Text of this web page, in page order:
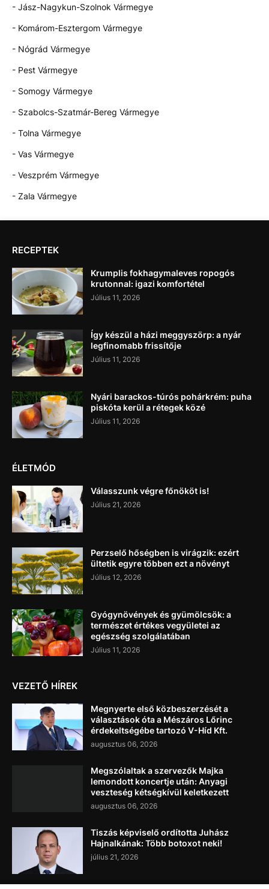
- Jász-Nagykun-Szolnok Vármegye
- Komárom-Esztergom Vármegye
- Nógrád Vármegye
- Pest Vármegye
- Somogy Vármegye
- Szabolcs-Szatmár-Bereg Vármegye
- Tolna Vármegye
- Vas Vármegye
- Veszprém Vármegye
- Zala Vármegye
RECEPTEK
Krumplis fokhagymaleves ropogós
krutonnal: igazi komfortétel
Július 11, 2026
Így készül a házi meggyszörp: a nyár
legfinomabb frissítője
Július 11, 2026
Nyári barackos-túrós pohárkrém: puha
piskóta kerül a rétegek közé
Július 11, 2026
ÉLETMÓD
Válasszunk végre főnököt is!
Július 21, 2026
Perzselő hőségben is virágzik: ezért
ültetik egyre többen ezt a növényt
Július 12, 2026
Gyógynövények és gyümölcsök: a
természet értékes vegyületei az
egészség szolgálatában
Július 11, 2026
VEZETŐ HÍREK
Megnyerte első közbeszerzését a
választások óta a Mészáros Lőrinc
érdekeltségébe tartozó V-Híd Kft.
augusztus 06, 2026
Megszólaltak a szervezők Majka
lemondott koncertje után: Anyagi
veszteség kétségkívül keletkezett
augusztus 06, 2026
Tiszás képviselő ordította Juhász
Hajnalkának: Több botoxot neki!
július 21, 2026